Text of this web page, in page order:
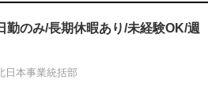
勤のみ/長期休暇あり/未経験OK/週
日本事業統括部